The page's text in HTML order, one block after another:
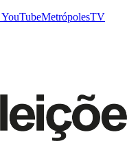
YouTubeMetrópolesTV